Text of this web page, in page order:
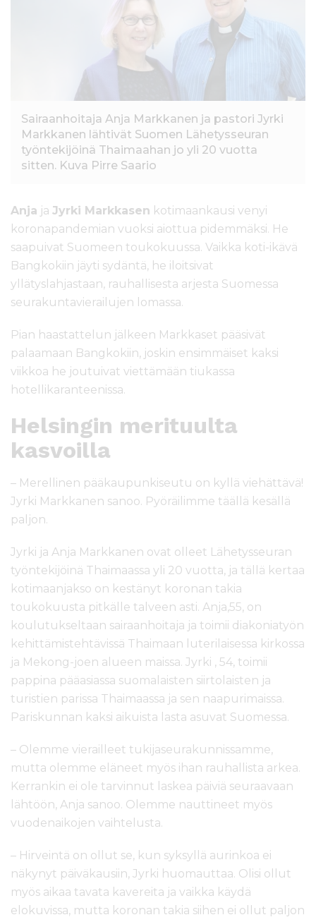
Sairaanhoitaja Anja Markkanen ja pastori Jyrki
Markkanen lähtivät Suomen Lähetysseuran
työntekijöinä Thaimaahan jo yli 20 vuotta
sitten. Kuva Pirre Saario
Anja ja Jyrki Markkasen kotimaankausi venyi
koronapandemian vuoksi aiottua pidemmäksi. He
saapuivat Suomeen toukokuussa. Vaikka koti-ikävä
Bangkokiin jäyti sydäntä, he iloitsivat
yllätyslahjastaan, rauhallisesta arjesta Suomessa
seurakuntavierailujen lomassa.
Pian haastattelun jälkeen Markkaset pääsivät
palaamaan Bangkokiin, joskin ensimmäiset kaksi
viikkoa he joutuivat viettämään tiukassa
hotellikaranteenissa.
Helsingin merituulta
kasvoilla
– Merellinen pääkaupunkiseutu on kyllä viehättävä!
Jyrki Markkanen sanoo. Pyöräilimme täällä kesällä
paljon.
Jyrki ja Anja Markkanen ovat olleet Lähetysseuran
työntekijöinä Thaimaassa yli 20 vuotta, ja tällä kertaa
kotimaanjakso on kestänyt koronan takia
toukokuusta pitkälle talveen asti. Anja,55, on
koulutukseltaan sairaanhoitaja ja toimii diakoniatyön
kehittämistehtävissä Thaimaan luterilaisessa kirkossa
ja Mekong-joen alueen maissa. Jyrki , 54, toimii
pappina pääasiassa suomalaisten siirtolaisten ja
turistien parissa Thaimaassa ja sen naapurimaissa.
Pariskunnan kaksi aikuista lasta asuvat Suomessa.
– Olemme vierailleet tukijaseurakunnissamme,
mutta olemme eläneet myös ihan rauhallista arkea.
Kerrankin ei ole tarvinnut laskea päiviä seuraavaan
lähtöön, Anja sanoo. Olemme nauttineet myös
vuodenaikojen vaihtelusta.
– Hirveintä on ollut se, kun syksyllä aurinkoa ei
näkynyt päiväkausiin, Jyrki huomauttaa. Olisi ollut
myös aikaa tavata kavereita ja vaikka käydä
elokuvissa, mutta koronan takia siihen ei ollut paljon